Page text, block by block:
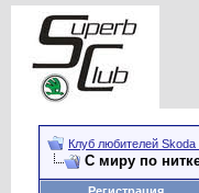
Клуб любителей Skoda
С миру по